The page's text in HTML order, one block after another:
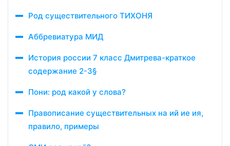
Род существительного ТИХОНЯ
Аббревиатура МИД
История россии 7 класс Дмитрева-краткое
содержание 2-3§
Пони: род какой у слова?
Правописание существительных на ий ие ия,
правило, примеры